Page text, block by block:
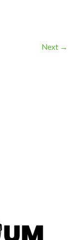
Next →